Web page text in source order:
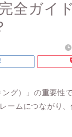
全ガイ
グ）」の重要性で
ームにつながり